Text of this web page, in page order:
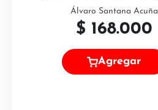
Álvaro Santana Acuña
$ 168.000
Agregar